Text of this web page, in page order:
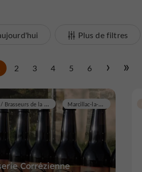
Plus de filtres
2 3 4 5 6
Corrézienne
Bières / Brasseurs de la Corrèze Marcillac-la-Croze